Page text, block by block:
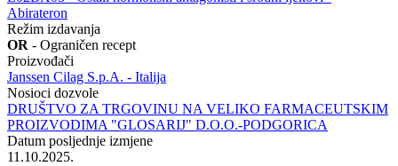
Abirateron
Režim izdavanja
OR - Ograničen recept
Proizvođači
Janssen Cilag S.p.A. - Italija
Nosioci dozvole
DRUŠTVO ZA TRGOVINU NA VELIKO FARMACEUTSKIM
PROIZVODIMA "GLOSARIJ" D.O.O.-PODGORICA
Datum posljednje izmjene
11.10.2025.